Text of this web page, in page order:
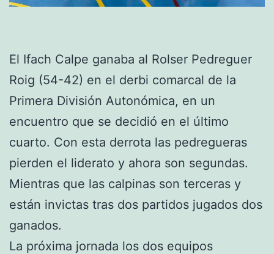
El Ifach Calpe ganaba al Rolser Pedreguer
Roig (54-42) en el derbi comarcal de la
Primera División Autonómica, en un
encuentro que se decidió en el último
cuarto. Con esta derrota las pedregueras
pierden el liderato y ahora son segundas.
Mientras que las calpinas son terceras y
están invictas tras dos partidos jugados dos
ganados.
La próxima jornada los dos equipos